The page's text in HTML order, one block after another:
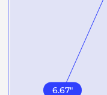
6.67"